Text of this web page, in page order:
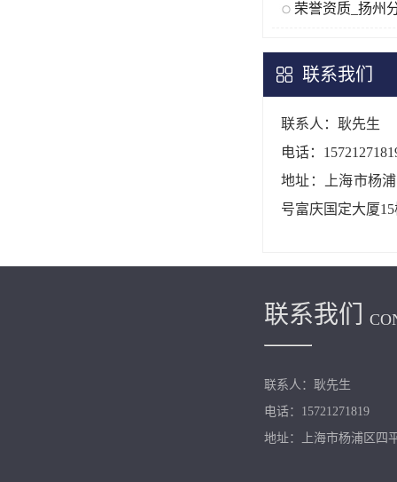
荣誉资质_扬州
联系我们
联系人：耿先生
电话：
地址：上海市杨
号富庆国定大厦
联系我们
联系人：耿先生
电话：15721271819
地址：上海市杨浦区四